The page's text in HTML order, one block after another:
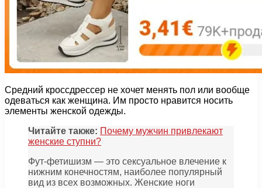
Средний кроссдрессер не хочет менять пол или вообще
одеваться как женщина. Им просто нравится носить
элементы женской одежды.
Читайте также: Почему мужчин привлекают
женские ступни?
Фут-фетишизм — это сексуальное влечение к
нижним конечностям, наиболее популярный
вид из всех возможных. Женские ноги